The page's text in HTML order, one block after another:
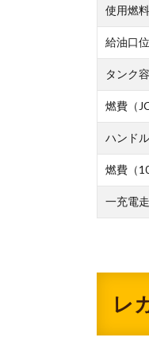
使用燃料
給油口
タンク
燃費（
ハンド
燃費（
一充電
レ